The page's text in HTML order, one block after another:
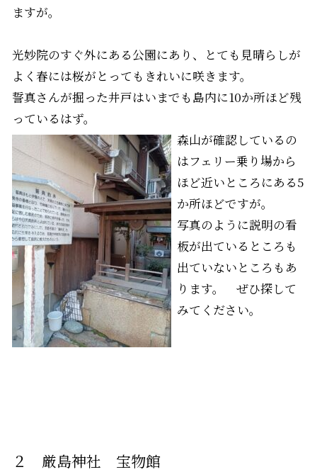
ますが。
光妙院のすぐ外にある公園にあり、とても見晴らしが
よく春には桜がとってもきれいに咲きます。
誓真さんが掘った井戸はいまでも島内に10か所ほど残
っているはず。
森山が確認しているの
はフェリー乗り場から
ほど近いところにある5
か所ほどですが。
写真のように説明の看
板が出ているところも
出ていないところもあ
ります。 ぜひ探して
みてください。
２ 厳島神社 宝物館